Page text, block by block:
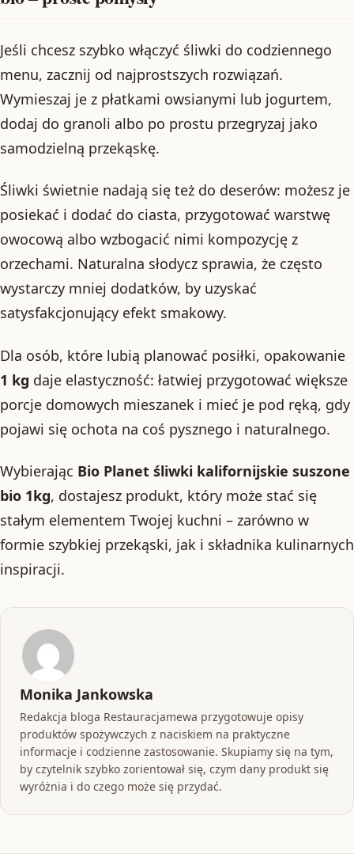
Jeśli chcesz szybko włączyć śliwki do codziennego
menu, zacznij od najprostszych rozwiązań.
Wymieszaj je z płatkami owsianymi lub jogurtem,
dodaj do granoli albo po prostu przegryzaj jako
samodzielną przekąskę.
Śliwki świetnie nadają się też do deserów: możesz je
posiekać i dodać do ciasta, przygotować warstwę
owocową albo wzbogacić nimi kompozycję z
orzechami. Naturalna słodycz sprawia, że często
wystarczy mniej dodatków, by uzyskać
satysfakcjonujący efekt smakowy.
Dla osób, które lubią planować posiłki, opakowanie
1 kg daje elastyczność: łatwiej przygotować większe
porcje domowych mieszanek i mieć je pod ręką, gdy
pojawi się ochota na coś pysznego i naturalnego.
Wybierając Bio Planet śliwki kalifornijskie suszone
bio 1kg, dostajesz produkt, który może stać się
stałym elementem Twojej kuchni – zarówno w
formie szybkiej przekąski, jak i składnika kulinarnych
inspiracji.
Monika Jankowska
Redakcja bloga Restauracjamewa przygotowuje opisy
produktów spożywczych z naciskiem na praktyczne
informacje i codzienne zastosowanie. Skupiamy się na tym,
by czytelnik szybko zorientował się, czym dany produkt się
wyróżnia i do czego może się przydać.